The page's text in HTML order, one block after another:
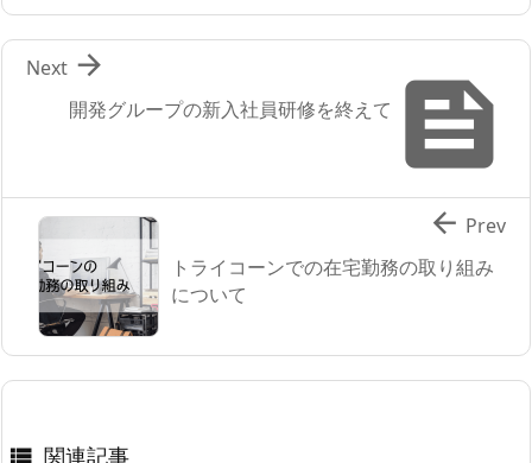

開発グループの新入社員研修を終えて

Next
トライコーンでの在宅勤務の取り組み
について
 Prev
 関連記事